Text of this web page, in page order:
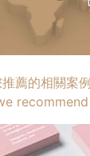
薦的相關案